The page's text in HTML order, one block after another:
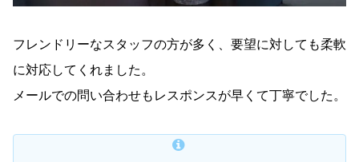
フレンドリーなスタッフの方が多く、要望に対しても柔軟
に対応してくれました。
メールでの問い合わせもレスポンスが早くて丁寧でした。